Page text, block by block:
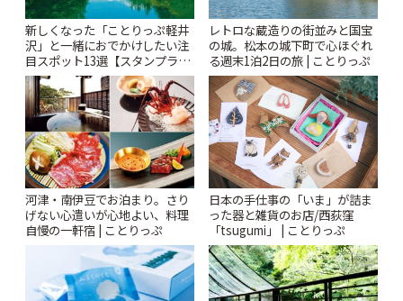
新しくなった「ことりっぷ軽井
沢」と一緒におでかけしたい注
目スポット13選【スタンプラリ
ー開催中】 | ことりっぷ
レトロな蔵造りの街並みと国宝
の城。松本の城下町で心ほぐれ
る週末1泊2日の旅 | ことりっぷ
河津・南伊豆でお泊まり。さり
げない心遣いが心地よい、料理
自慢の一軒宿 | ことりっぷ
日本の手仕事の「いま」が詰ま
った器と雑貨のお店/西荻窪
「tsugumi」 | ことりっぷ